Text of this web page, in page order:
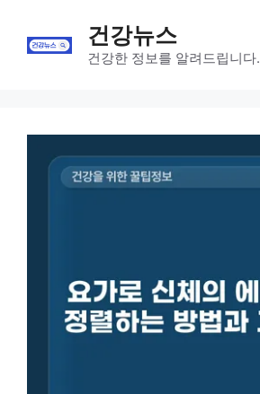
content
건강뉴스
건강한 정보를 알려드립니다.